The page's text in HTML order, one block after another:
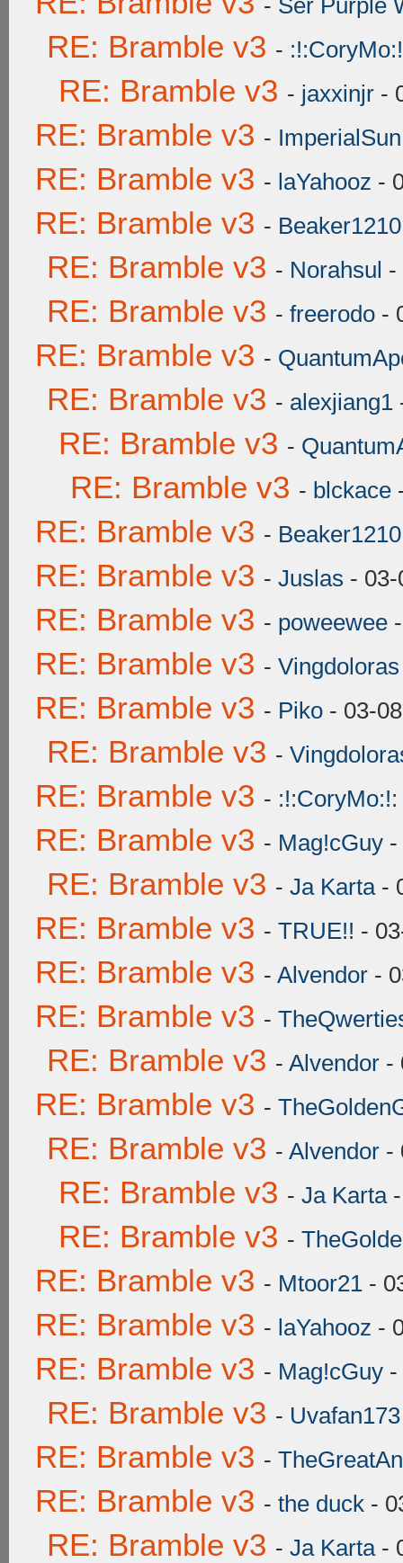
- Ser Purple
RE: Bramble v3 -
RE: Bramble v3 - jaxxinjr -
RE: Bramble v3 - ImperialSun
RE: Bramble v3 - laYahooz -
RE: Bramble v3 - Beaker1210
RE: Bramble v3 - Norahsul -
RE: Bramble v3 - freerodo -
RE: Bramble v3 -
RE: Bramble v3 - alexjiang1
RE: Bramble v3 -
RE: Bramble v3 - blckace
RE: Bramble v3 - Beaker1210
RE: Bramble v3 - Juslas -
RE: Bramble v3 - poweewee
RE: Bramble v3 - Vingdoloras
RE: Bramble v3 - Piko - 03-
RE: Bramble v3 -
RE: Bramble v3 - :!:CoryMo:!:
RE: Bramble v3 - Mag!cGuy -
RE: Bramble v3 - Ja Karta-
RE: Bramble v3 - TRUE!! -
RE: Bramble v3 - Alvendor -
RE: Bramble v3 -
RE: Bramble v3 - Alvendor -
RE: Bramble v3 -
RE: Bramble v3 - Alvendor -
RE: Bramble v3 - Ja Karta-
RE: Bramble v3 -
RE: Bramble v3 - Mtoor21 -
RE: Bramble v3 - laYahooz -
RE: Bramble v3 - Mag!cGuy -
RE: Bramble v3 - Uvafan173
RE: Bramble v3 -
RE: Bramble v3 - the duck -
RE: Bramble v3 - Ja Karta-